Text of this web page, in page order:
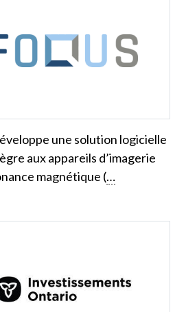
une solution logicielle
aux appareils d’imagerie
magnétique (…